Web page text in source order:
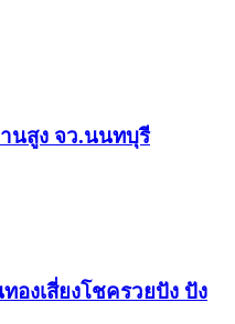
นสูง​ จว.นนทบุรี
อง​เสี่ยงโชค​รวยปัง​ ปัง​